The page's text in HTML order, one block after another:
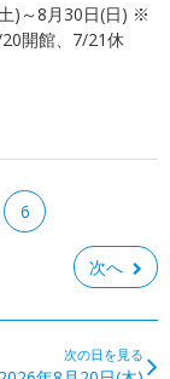
)～8月30日(日) ※
開館、7/21休
6
次へ
次の日を見る